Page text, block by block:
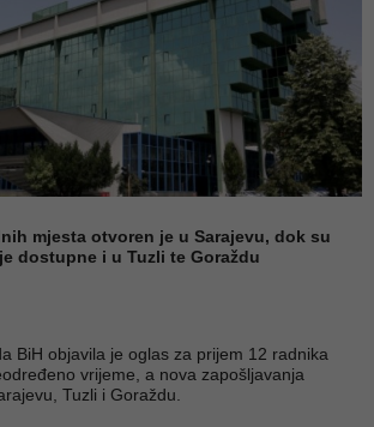
mjesta otvoren je u Sarajevu, dok su
dostupne i u Tuzli te Goraždu
BiH objavila je oglas za prijem 12 radnika
vrijeme, a nova zapošljavanja
Tuzli i Goraždu.